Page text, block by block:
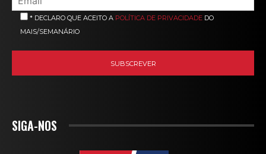
* DECLARO QUE ACEITO A POLÍTICA DE PRIVACIDADE DO
MAIS/SEMANÁRIO
SIGA-NOS